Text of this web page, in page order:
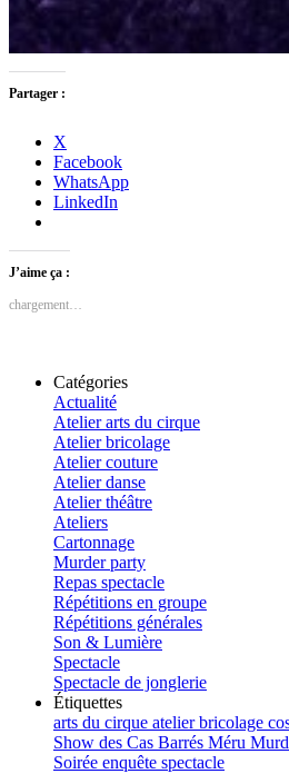
Partager :
X
Facebook
WhatsApp
LinkedIn
J’aime ça :
chargement…
Catégories
Actualité
Atelier arts du cirque
Atelier bricolage
Atelier couture
Atelier danse
Atelier théâtre
Ateliers
Cartonnage
Murder party
Repas spectacle
Répétitions en groupe
Répétitions générales
Son & Lumière
Spectacle
Spectacle de jonglerie
Étiquettes
arts du cirque atelierbricolage
Show des Cas Barrés Méru
Soirée enquête spectacle